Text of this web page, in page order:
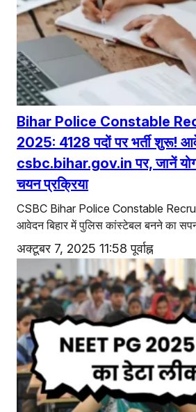
Bihar Police Constable
2025: 4128 पदों पर भर्ती शुरू!
csbc.bihar.gov.in पर, जानें
चयन प्रक्रिया
CSBC Bihar Police Constable
आवेदन बिहार में पुलिस कांस्टेबल बनने का
अक्टूबर 7, 2025 11:58 पूर्वाह्न